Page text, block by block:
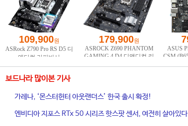
보드나라 많이본 기사
가레나, ‘몬스터헌터 아웃랜더스’ 한국 출시 확정!
엔비디아 지포스 RTx 50 시리즈 핫스팟 센서, 여전히 살아있다